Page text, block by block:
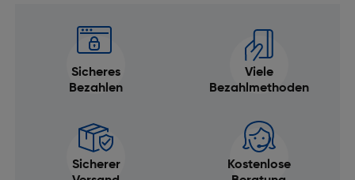
Sicheres
Bezahlen
Viele
Bezahlmethoden
Sicherer
Kostenlose